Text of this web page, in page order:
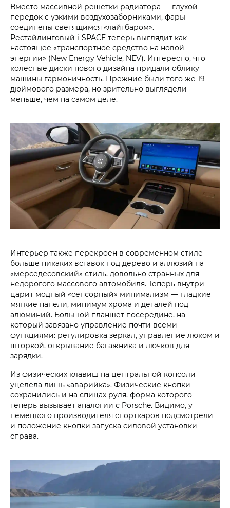
Вместо массивной решетки радиатора — глухой
передок с узкими воздухозаборниками, фары
соединены светящимся «лайтбаром».
Рестайлинговый i‑SPACE теперь выглядит как
настоящее «транспортное средство на новой
энергии» (New Energy Vehicle, NEV). Интересно, что
колесные диски нового дизайна придали облику
машины гармоничность. Прежние были того же 19-
дюймового размера, но зрительно выглядели
меньше, чем на самом деле.
Интерьер также перекроен в современном стиле —
больше никаких вставок под дерево и аллюзий на
«мерседесовский» стиль, довольно странных для
недорогого массового автомобиля. Теперь внутри
царит модный «сенсорный» минимализм — гладкие
мягкие панели, минимум хрома и деталей под
алюминий. Большой планшет посередине, на
который завязано управление почти всеми
функциями: регулировка зеркал, управление люком и
шторкой, открывание багажника и лючков для
зарядки.
Из физических клавиш на центральной консоли
уцелела лишь «аварийка». Физические кнопки
сохранились и на спицах руля, форма которого
теперь вызывает аналогии с Porsche. Видимо, у
немецкого производителя спорткаров подсмотрели
и положение кнопки запуска силовой установки
справа.